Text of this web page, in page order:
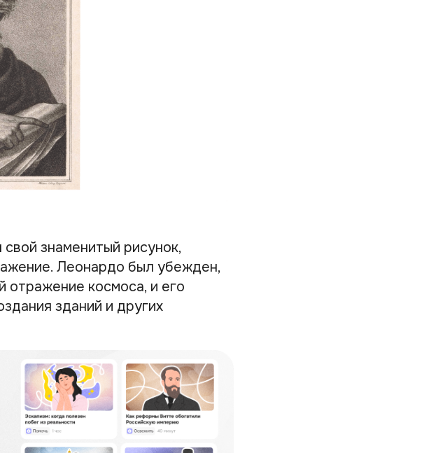
знаменитый рисунок,
Леонардо был убежден,
отражение космоса, и его
зданий и других